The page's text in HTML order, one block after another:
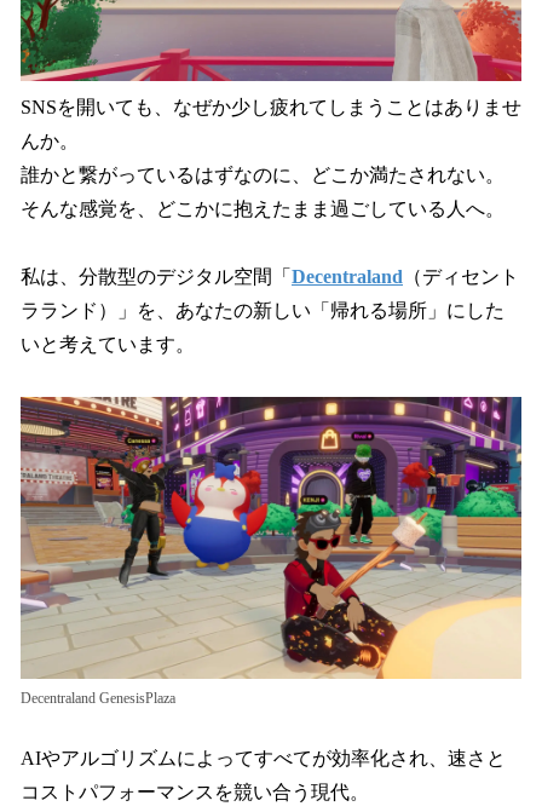
す
SNSを開いても、なぜか少し疲れてしまうことはありませ
んか。
誰かと繋がっているはずなのに、どこか満たされない。
そんな感覚を、どこかに抱えたまま過ごしている人へ。
私は、分散型のデジタル空間「 Decentraland （ディセント
ラランド）」を、あなたの新しい「帰れる場所」にした
いと考えています。
Decentraland GenesisPlaza
AIやアルゴリズムによってすべてが効率化され、速さと
コストパフォーマンスを競い合う現代。